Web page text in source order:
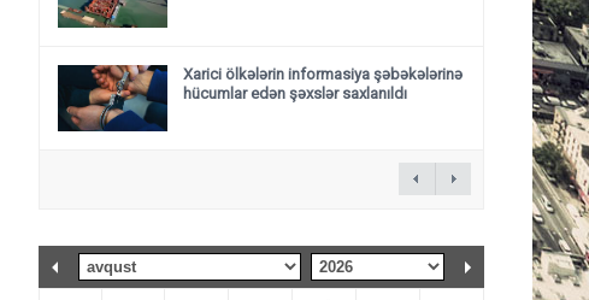
Xarici ölkələrin informasiya şəbəkələrinə
hücumlar edən şəxslər saxlanıldı